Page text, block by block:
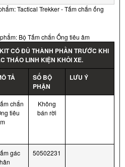
Tactical Trekker - Tấm chắn ống
Bộ Tấm chắn Ống tiêu âm
CÓ ĐỦ THÀNH PHẦN TRƯỚC KHI
THÁO LINH KIỆN KHỎI XE.
TẢ
SỐ BỘ
PHẬN
LƯU Ý
chắn
tiêu
Không
bán rời
gác
50502231